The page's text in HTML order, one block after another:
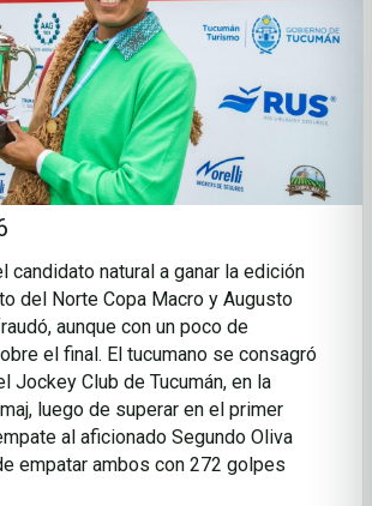
candidato natural a ganar la edición
del Norte Copa Macro y Augusto
aunque con un poco de
el final. El tucumano se consagró
Jockey Club de Tucumán, en la
luego de superar en el primer
al aficionado Segundo Oliva
empatar ambos con 272 golpes